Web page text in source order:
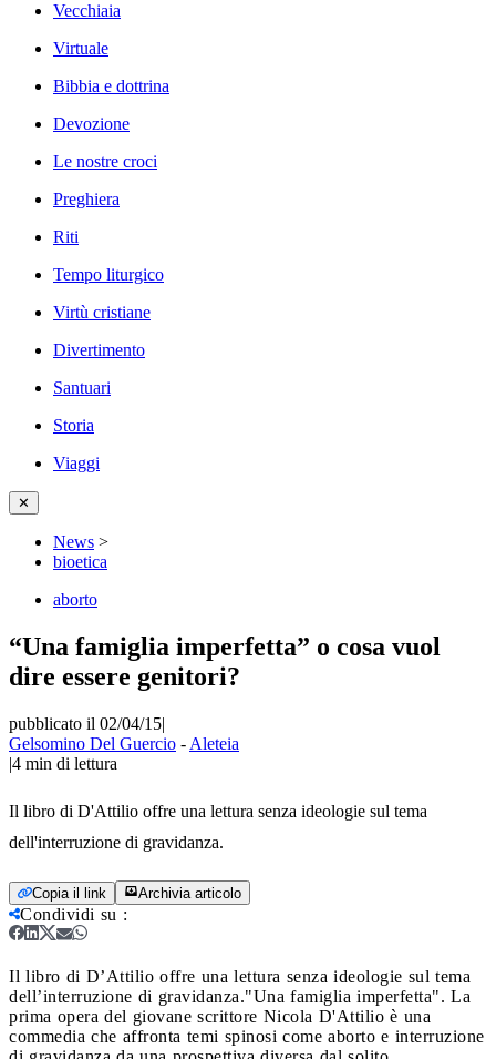
Vecchiaia
Virtuale
Bibbia e dottrina
Devozione
Le nostre croci
Preghiera
Riti
Tempo liturgico
Virtù cristiane
Divertimento
Santuari
Storia
Viaggi
✕
News >
bioetica
aborto
“Una famiglia imperfetta” o cosa vuol
dire essere genitori?
pubblicato il 02/04/15|
Gelsomino Del Guercio - Aleteia
|4 min di lettura
Il libro di D'Attilio offre una lettura senza ideologie sul tema
dell'interruzione di gravidanza.
Copia il link Archivia articolo
Condividi su :
Il libro di D’Attilio offre una lettura senza ideologie sul tema
dell’interruzione di gravidanza."Una famiglia imperfetta". La
prima opera del giovane scrittore Nicola D'Attilio è una
commedia che affronta temi spinosi come aborto e interruzione